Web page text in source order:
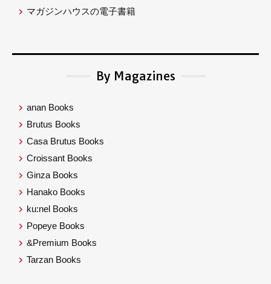
マガジンハウスの電子書籍
By Magazines
anan Books
Brutus Books
Casa Brutus Books
Croissant Books
Ginza Books
Hanako Books
ku:nel Books
Popeye Books
&Premium Books
Tarzan Books